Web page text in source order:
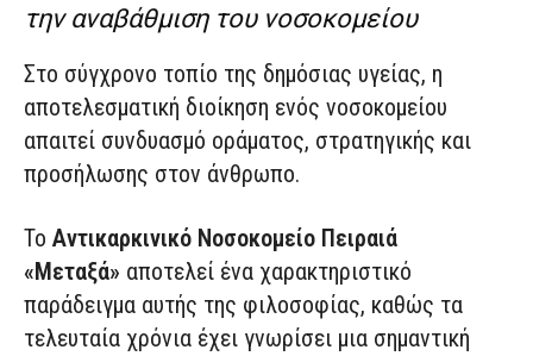
την αναβάθμιση του νοσοκομείου
Στο σύγχρονο τοπίο της δημόσιας υγείας, η
αποτελεσματική διοίκηση ενός νοσοκομείου
απαιτεί συνδυασμό οράματος, στρατηγικής και
προσήλωσης στον άνθρωπο.
Το Αντικαρκινικό Νοσοκομείο Πειραιά
«Μεταξά» αποτελεί ένα χαρακτηριστικό
παράδειγμα αυτής της φιλοσοφίας, καθώς τα
τελευταία χρόνια έχει γνωρίσει μια σημαντική